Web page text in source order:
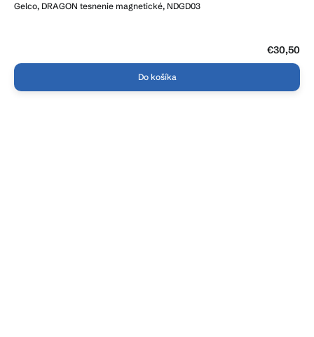
Gelco, DRAGON tesnenie magnetické, NDGD03
€30,50
Do košíka